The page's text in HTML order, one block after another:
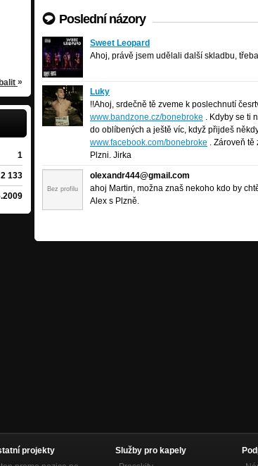
»
1
2 133
Poslední názory
Sweet Leopardglam-hard rock
Sweet Leopard
Ahoj, právě jsem udělali další skladbu,
LukyPráznovce
Luky
!!Ahoj, srdečně tě zveme k poslechnutí
www.bandzone.cz/bonebroke . Kdyby se ti
do oblíbených a ještě víc, když přijdeš
www.facebook.com/bonebroke . Zároveň tě
Plzni. Jirka
olexandr444@gmail.com
Bez profilu
ahoj Martin, možna znaš nekoho kdo by
Alex s Plzně.
projekty
Služby pro kapely